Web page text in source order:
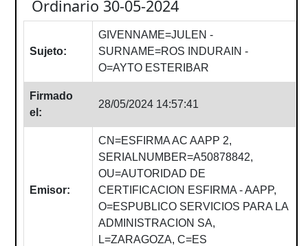
Ordinario 30-05-2024
Sujeto:
GIVENNAME=JULEN -
SURNAME=ROS INDURAIN -
O=AYTO ESTERIBAR
Firmado
el:
28/05/2024 14:57:41
Emisor:
CN=ESFIRMA AC AAPP 2,
SERIALNUMBER=A50878842,
OU=AUTORIDAD DE
CERTIFICACION ESFIRMA - AAPP,
O=ESPUBLICO SERVICIOS PARA LA
ADMINISTRACION SA,
L=ZARAGOZA, C=ES